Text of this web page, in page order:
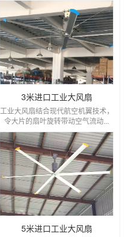
3米进口工业大风扇
工业大风扇结合现代航空机翼技术，
令大片的扇叶旋转带动空气流动...
5米进口工业大风扇